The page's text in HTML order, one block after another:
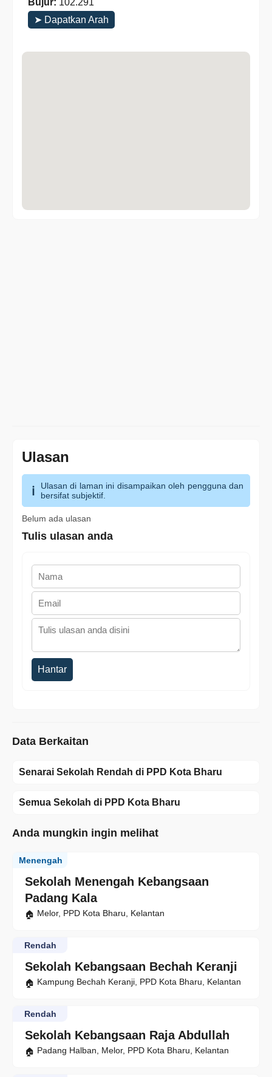
Bujur: 102.291
➤ Dapatkan Arah
Ulasan
Ulasan di laman ini disampaikan oleh pengguna dan
bersifat subjektif.
Belum ada ulasan
Tulis ulasan anda
Hantar
Data Berkaitan
Senarai Sekolah Rendah di PPD Kota Bharu
Semua Sekolah di PPD Kota Bharu
Anda mungkin ingin melihat
Sekolah Menengah Kebangsaan
Padang Kala
Menengah
Melor, PPD Kota Bharu, Kelantan
Sekolah Kebangsaan Bechah Keranji
Rendah
Kampung Bechah Keranji, PPD Kota Bharu, Kelantan
Sekolah Kebangsaan Raja Abdullah
Rendah
Padang Halban, Melor, PPD Kota Bharu, Kelantan